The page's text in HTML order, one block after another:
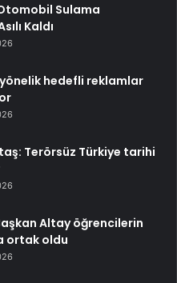
Sulama
Kaldı
hedefli reklamlar
Terörsüz Türkiye tarihi
Altay öğrencilerin
ortak oldu